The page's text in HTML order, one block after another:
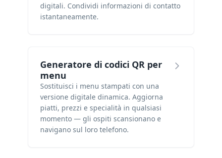
digitali. Condividi informazioni di contatto
istantaneamente.
Generatore di codici QR per
menu
Sostituisci i menu stampati con una
versione digitale dinamica. Aggiorna
piatti, prezzi e specialità in qualsiasi
momento — gli ospiti scansionano e
navigano sul loro telefono.